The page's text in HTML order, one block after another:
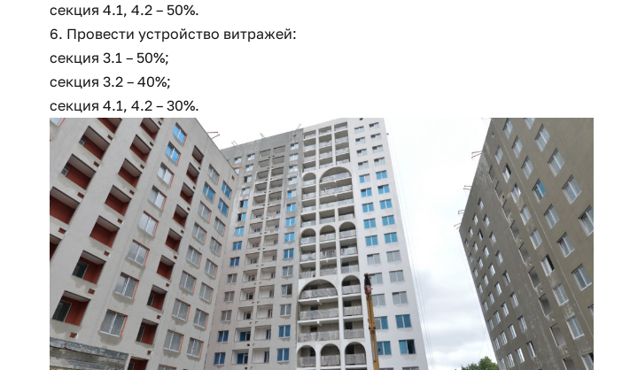
секция 4.1, 4.2 – 50%.
6. Провести устройство витражей:
секция 3.1 – 50%;
секция 3.2 – 40%;
секция 4.1, 4.2 – 30%.